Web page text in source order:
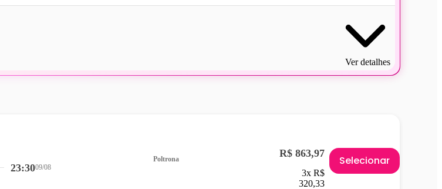
Ver detalhes
23:3009/08
Poltrona R$ 863,97
3x R$
320,33
Selecionar